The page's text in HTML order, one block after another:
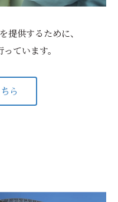
提供するために、
ています。
ら